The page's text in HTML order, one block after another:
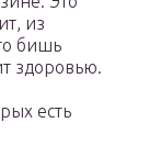
из
бишь
здоровью.
есть